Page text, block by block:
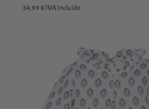
34,99€IVA Incluído